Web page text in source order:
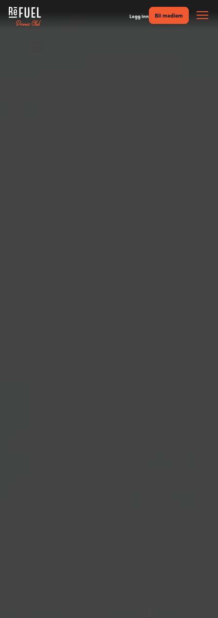
Logg inn Bli medlem